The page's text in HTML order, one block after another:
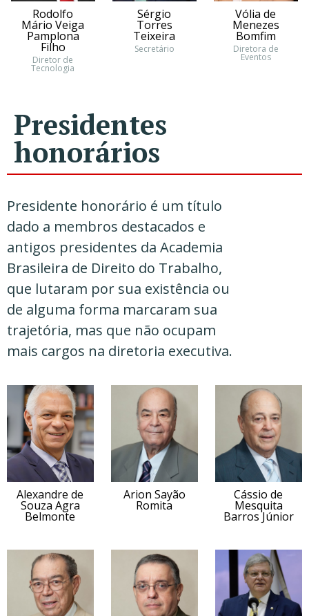
Rodolfo
Mário Veiga
Pamplona
Filho
Diretor de
Tecnologia
Sérgio
Torres
Teixeira
Secretário
Vólia de
Menezes
Bomfim
Diretora de
Eventos
Presidentes
honorários
Presidente honorário é um título
dado a membros destacados e
antigos presidentes da Academia
Brasileira de Direito do Trabalho,
que lutaram por sua existência ou
de alguma forma marcaram sua
trajetória, mas que não ocupam
mais cargos na diretoria executiva.
Alexandre de
Souza Agra
Belmonte
Arion Sayão
Romita
Cássio de
Mesquita
Barros Júnior